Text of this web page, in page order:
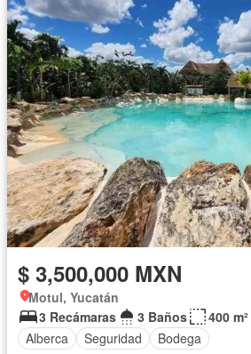
$ 3,500,000 MXN
Motul, Yucatán
3 Recámaras
3 Baños
400 m²
Alberca
Seguridad Bodega